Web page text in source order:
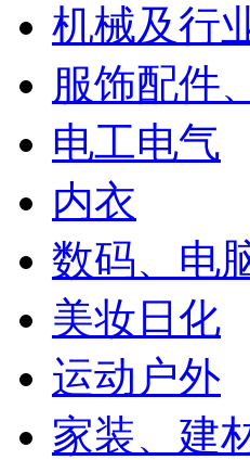
机械及行
服饰配件
电工电气
内衣
数码、电
美妆日化
运动户外
家装、建